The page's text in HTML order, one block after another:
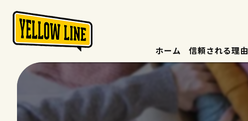
ホーム 信頼される理由